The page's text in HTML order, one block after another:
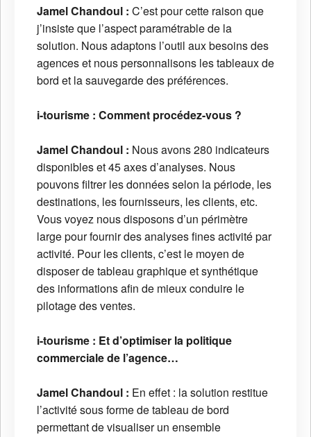
Jamel Chandoul : C’est pour cette raison que
j’insiste que l’aspect paramétrable de la
solution. Nous adaptons l’outil aux besoins des
agences et nous personnalisons les tableaux de
bord et la sauvegarde des préférences.
i-tourisme : Comment procédez-vous ?
Jamel Chandoul : Nous avons 280 indicateurs
disponibles et 45 axes d’analyses. Nous
pouvons filtrer les données selon la période, les
destinations, les fournisseurs, les clients, etc.
Vous voyez nous disposons d’un périmètre
large pour fournir des analyses fines activité par
activité. Pour les clients, c’est le moyen de
disposer de tableau graphique et synthétique
des informations afin de mieux conduire le
pilotage des ventes.
i-tourisme : Et d’optimiser la politique
commerciale de l’agence…
Jamel Chandoul : En effet : la solution restitue
l’activité sous forme de tableau de bord
permettant de visualiser un ensemble